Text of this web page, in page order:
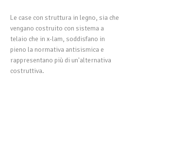
Le case con struttura in legno, sia che
vengano costruito con sistema a
telaio che in x-lam, soddisfano in
pieno la normativa antisismica e
rappresentano più di un'alternativa
costruttiva.